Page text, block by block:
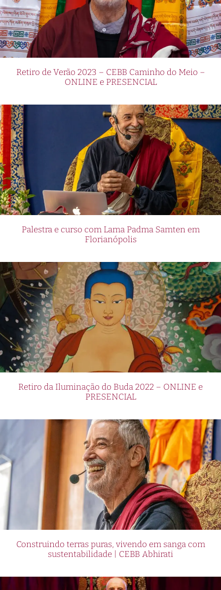
Retiro de Verão 2023 – CEBB Caminho do Meio –
ONLINE e PRESENCIAL
Palestra e curso com Lama Padma Samten em
Florianópolis
Retiro da Iluminação do Buda 2022 – ONLINE e
PRESENCIAL
Construindo terras puras, vivendo em sanga com
sustentabilidade | CEBB Abhirati